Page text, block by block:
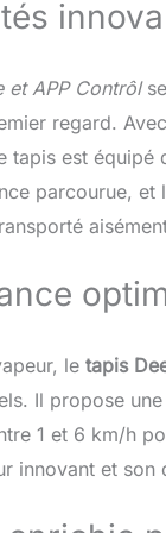
vente.
fonctions et les
tapis de course
utilisateurs.
mobiles pour un
fonctionnement
55db,
avec les
combiner
compétitions de
d'entraînement
maximale de 136
fonctionnement
domestique et
confortable
et APP Contrôl
regard.
tapis est
parcourue,
le tapis
Il propose
1 et 6 km/h
innovant et son